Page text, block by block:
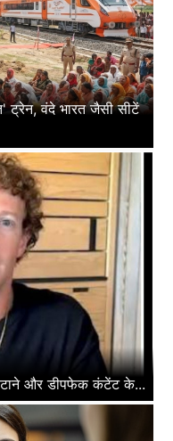
ट्रेन, वंदे भारत जैसी सीटें
और डीपफेक कंटेंट के...